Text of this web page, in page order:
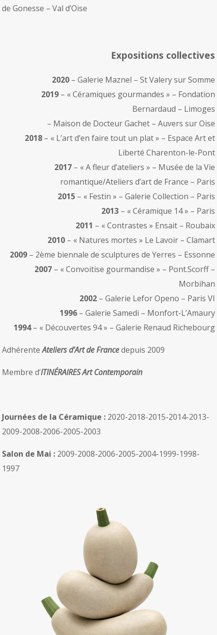
de Gonesse – Val d’Oise
Expositions collectives
2020– Galerie Maznel – St Valery sur Somme
2019– « Céramiques gourmandes » – Fondation
Bernardaud – Limoges
– Maison de Docteur Gachet – Auvers sur Oise
2018– « L’art d’en faire tout un plat » – Espace Art et
Liberté Charenton-le-Pont
2017– « A fleur d’ateliers » – Musée de la Vie
romantique/Ateliers d’art de France – Paris
2015– « Festin » – Galerie Collection – Paris
2013– « Céramique 14 » – Paris
2011 – « Contrastes » Ensait – Roubaix
2010– « Natures mortes » Le Lavoir – Clamart
2009– 2ème biennale de sculptures de Yerres – Essonne
2007– « Convoitise gourmandise » – Pont.Scorff –
Morbihan
2002– Galerie Lefor Openo – Paris VI
1996– Galerie Samedi – Monfort-L’Amaury
1994– « Découvertes 94 » – Galerie Renaud Richebourg
AdhérenteAteliers d’Art de Francedepuis 2009
Membre d’ITINÉRAIRES Art Contemporain
Journées de la Céramique : 2020-2018-2015-2014-2013-
2009-2008-2006-2005-2003
Salon de Mai : 2009-2008-2006-2005-2004-1999-1998-
1997